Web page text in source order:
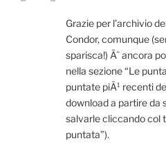
Grazie per l’archivio
Condor, comunque
sparisca!) Ã¨ ancora
nella sezione “Le
puntate piÃ¹ recenti
download a partire
salvarle cliccando col
puntata”).